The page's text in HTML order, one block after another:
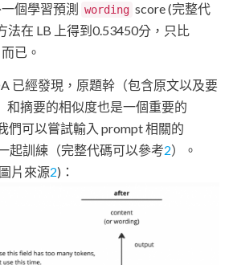
個學習預測 wording score (完整代
法在 LB 上得到0.53450分，只比
已。
已經發現，原題幹（包含原文以及要
和摘要的相似度也是一個重要的
們可以嘗試輸入 prompt 相關的
起訓練（完整代碼可以參考2）。
片來源2)：